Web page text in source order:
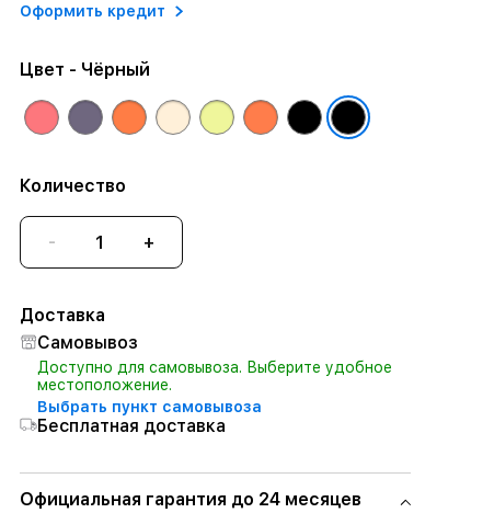
Оформить кредит
Цвет - Чёрный
Количество
- +
Доставка
Самовывоз
Доступно для самовывоза. Выберите удобное
местоположение.
Выбрать пункт самовывоза
Бесплатная доставка
Официальная гарантия до 24 месяцев